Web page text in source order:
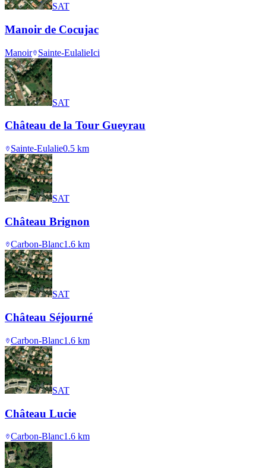
SAT
Manoir de Cocujac
Manoir Sainte-EulalieIci
SAT
Château de la Tour Gueyrau
Sainte-Eulalie0.5 km
SAT
Château Brignon
Carbon-Blanc1.6 km
SAT
Château Séjourné
Carbon-Blanc1.6 km
SAT
Château Lucie
Carbon-Blanc1.6 km